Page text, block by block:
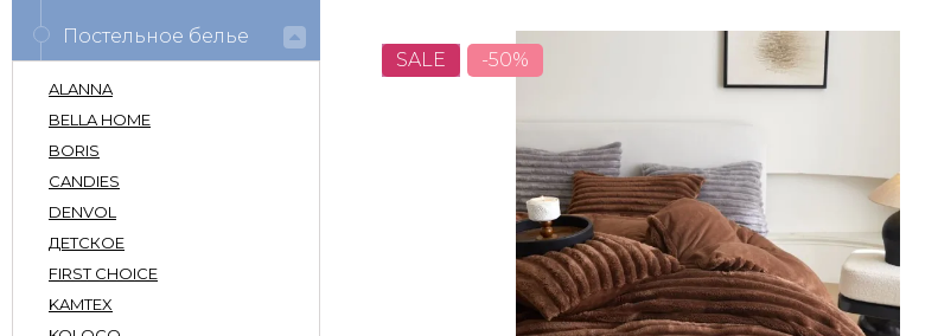
SALE -50%
Постельное белье
ALANNA
BELLA HOME
BORIS
CANDIES
DENVOL
ДЕТСКОЕ
FIRST CHOICE
KAMTEX